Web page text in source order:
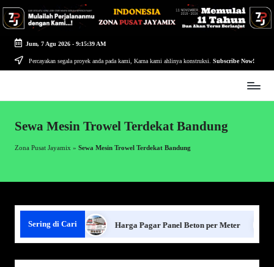
Skip
content
Jum, 7 Agu 2026- 9:15:40 AM
Percayakan segala proyek anda pada kami, Karna kami ahlinya konstruksi. Subscribe Now!
-
Ahlinya
Sewa Mesin Trowel Terdekat Bandung
Zona Pusat Jayamix » Sewa Mesin Trowel Terdekat Bandung
Sering di Cari
Panel Beton Harga Pagar Panel Beton per Meter